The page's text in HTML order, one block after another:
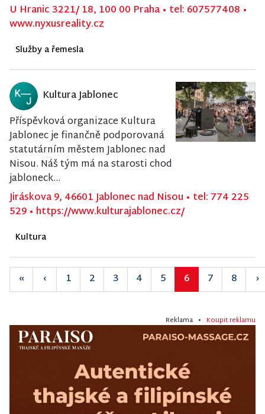
U Hranic 3221/ 18, 100 00 Praha • tel: 607577408 •
www.nyxusreality.cz
Služby a řemesla
Kultura Jablonec
Příspěvková organizace Kultura
Jablonec je finančně podporovaná
statutárním městem Jablonec nad
Nisou. Náš tým má na starosti chod
jabloneck...
Jiráskova 9, 46601 Jablonec nad Nisou • tel: 774 225
529 • https://www.kulturajablonec.cz/
Kultura
« ‹ 1 2 3 4 5 6 7 8 ›
Reklama • Koupit reklamu